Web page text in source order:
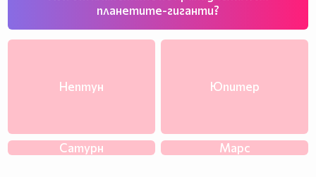
планетите-гиганти?
Нептун Юпитер
Сатурн Марс